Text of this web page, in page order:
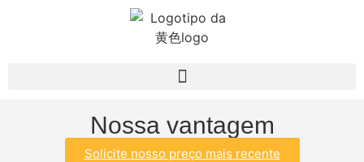
Nossa vantagem
Solicite nosso preço mais recente